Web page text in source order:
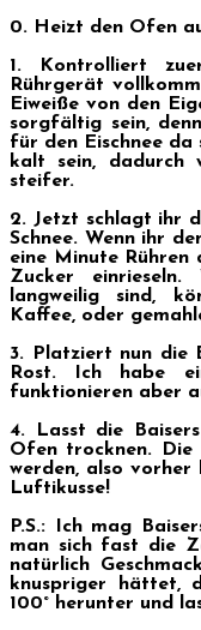
0. Heizt den Ofen
1. Kontrolliert
Rührgerät
Eiweiße von den
sorgfältig sein,
für den Eischnee da
kalt sein, dadurch
steifer.
2. Jetzt schlagt ihr
Schnee. Wenn ihr
eine Minute Rühren
Zucker
langweilig sind,
Kaffee, oder
3. Platziert nun die
Rost. Ich habe
funktionieren aber
4. Lasst die
Ofen trocknen. Die
werden, also
Luftikusse!
P.S.: Ich mag
man sich fast die
natürlich
knuspriger hättet,
100° herunter und